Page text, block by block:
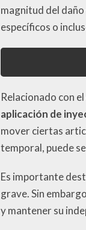
magnitud del
específicos o
Relacionado con
aplicación de
mover ciertas
temporal, puede
Es importante
grave. Sin
y mantener su